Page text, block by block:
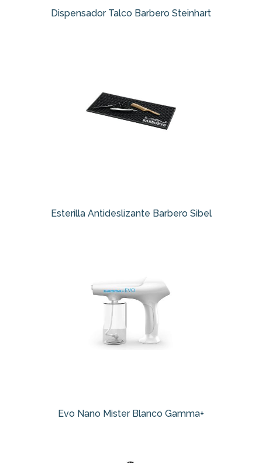
Dispensador Talco Barbero Steinhart
Esterilla Antideslizante Barbero Sibel
Evo Nano Mister Blanco Gamma+